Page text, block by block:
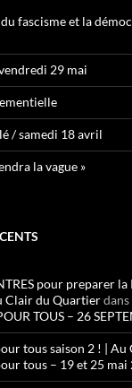
fascisme et la
29 mai
/ samedi 18 avril
la vague »
pour preparer la
Clair du Quartierdans
TOUS – 26
tous saison 2 ! |
tous – 19 et 25 mai